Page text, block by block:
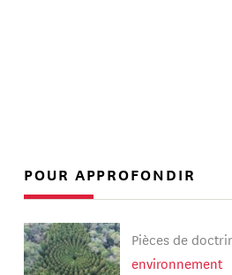
POUR APPROFONDIR
Pièces de
environnement